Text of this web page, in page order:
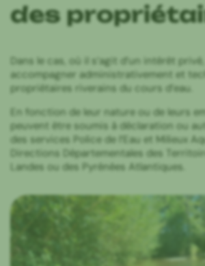
des
Dans le cas, où il s’agit d’un intérêt
accompagner administrativement et
propriétaires riverains du cours d’eau.
En fonction de leur nature ou de leurs
peuvent être soumis à déclaration ou
des services Police de l’Eau et Milieux
Directions Départementales des
Landes ou des Pyrénées Atlantiques.